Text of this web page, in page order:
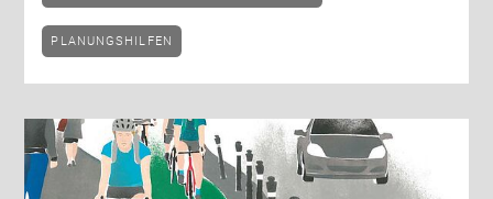
PLANUNGSHILFEN